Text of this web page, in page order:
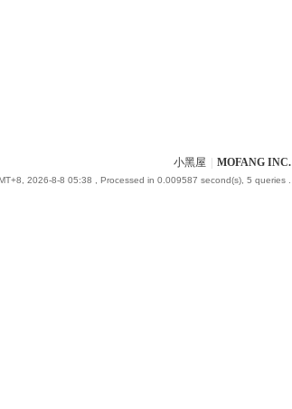
小黑屋 MOFANG INC.
2026-8-8 05:38 , Processed in 0.009587 second(s), 5 queries .